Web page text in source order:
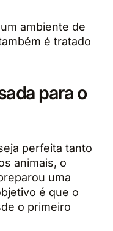
ambiente de
é tratado
para o
perfeita tanto
animais, o
uma
é que o
o primeiro